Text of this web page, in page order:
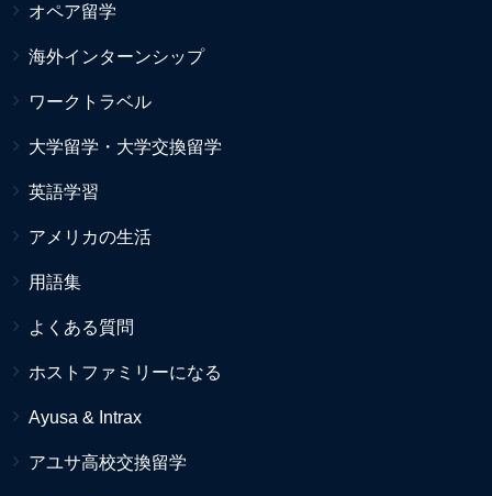
オペア留学
海外インターンシップ
ワークトラベル
大学留学・大学交換留学
英語学習
アメリカの生活
用語集
よくある質問
ホストファミリーになる
Ayusa & Intrax
アユサ高校交換留学